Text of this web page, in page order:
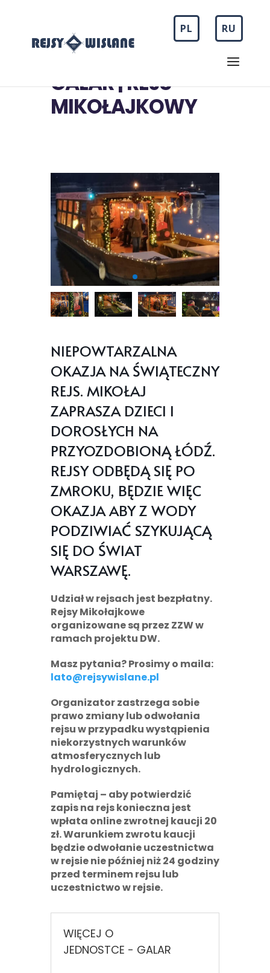
PL RU
GALAR | REJS
MIKOŁAJKOWY
NIEPOWTARZALNA
OKAZJA NA ŚWIĄTECZNY
REJS. MIKOŁAJ
ZAPRASZA DZIECI I
DOROSŁYCH NA
PRZYOZDOBIONĄ ŁÓDŹ.
REJSY ODBĘDĄ SIĘ PO
ZMROKU, BĘDZIE WIĘC
OKAZJA ABY Z WODY
PODZIWIAĆ SZYKUJĄCĄ
SIĘ DO ŚWIAT
WARSZAWĘ.
Udział w rejsach jest bezpłatny.
Rejsy Mikołajkowe
organizowane są przez ZZW w
ramach projektu DW.
Masz pytania? Prosimy o maila:
lato@rejsywislane.pl
Organizator zastrzega sobie
prawo zmiany lub odwołania
rejsu w przypadku wystąpienia
niekorzystnych warunków
atmosferycznych lub
hydrologicznych.
Pamiętaj – aby potwierdzić
zapis na rejs konieczna jest
wpłata online zwrotnej kaucji 20
zł. Warunkiem zwrotu kaucji
będzie odwołanie uczestnictwa
w rejsie nie później niż 24 godziny
przed terminem rejsu lub
uczestnictwo w rejsie.
WIĘCEJ O
JEDNOSTCE - GALAR